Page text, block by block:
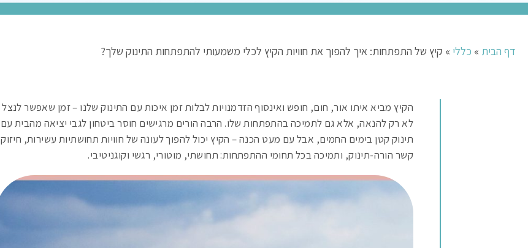
דף הבית » כללי » קיץ של התפתחות: איך להפוך את חוויות הקיץ לכלי משמעותי להתפתחות התינוק שלך?
הקיץ מביא איתו אור, חום, חופש ואינסוף הזדמנויות לבלות זמן איכות עם התינוק שלנו – זמן שאפשר לנצל
לא רק להנאה, אלא גם לתמיכה בהתפתחות שלו. הרבה הורים מרגישים חוסר ביטחון לגבי יציאה מהבית עם
תינוק קטן בימים החמים, אבל עם מעט הכנה – הקיץ יכול להפוך לעונה של חוויות תחושתיות עשירות, חיזוק
קשר הורה-תינוק, ותמיכה בכל תחומי ההתפתחות: תחושתי, מוטורי, רגשי וקוגניטיבי.